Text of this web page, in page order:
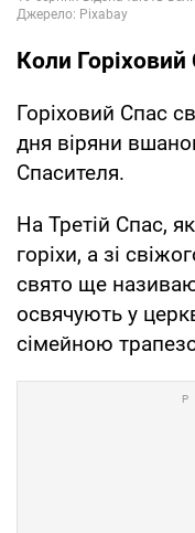
Коли
Горіховий Спас
дня віряни
Спасителя.
На Третій Спас,
горіхи, а зі
свято ще
освячують у
сімейною